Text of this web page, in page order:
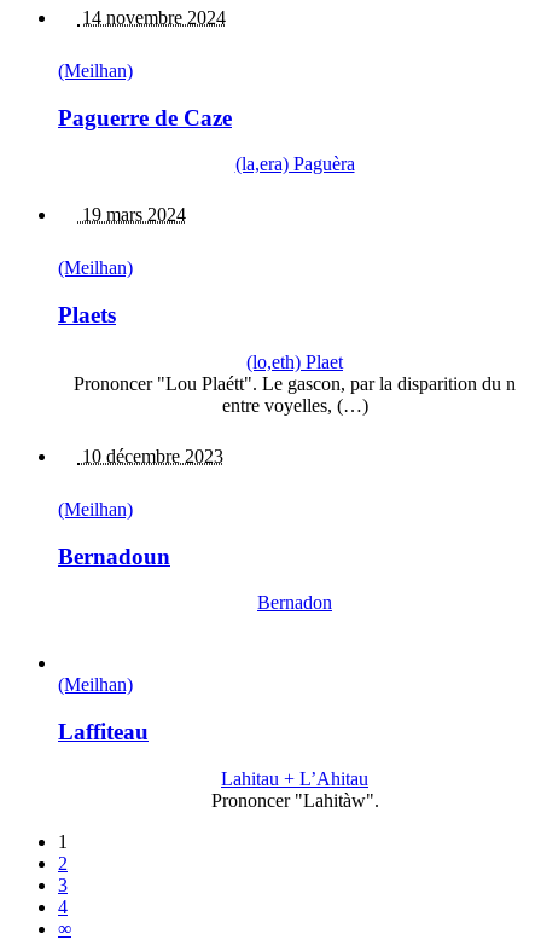
14 novembre 2024
(Meilhan)
Paguerre de Caze
(la,era) Paguèra
19 mars 2024
(Meilhan)
Plaets
(lo,eth) Plaet
Prononcer "Lou Plaétt". Le gascon, par la disparition du n
entre voyelles, (…)
10 décembre 2023
(Meilhan)
Bernadoun
Bernadon
(Meilhan)
Laffiteau
Lahitau + L’Ahitau
Prononcer "Lahitàw".
1
2
3
4
∞